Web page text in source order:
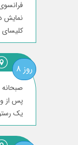
نمایش
کلیسای چینی در قرن 19 ساخته شده است را
روز 8
صبحانه را
پس از
یک